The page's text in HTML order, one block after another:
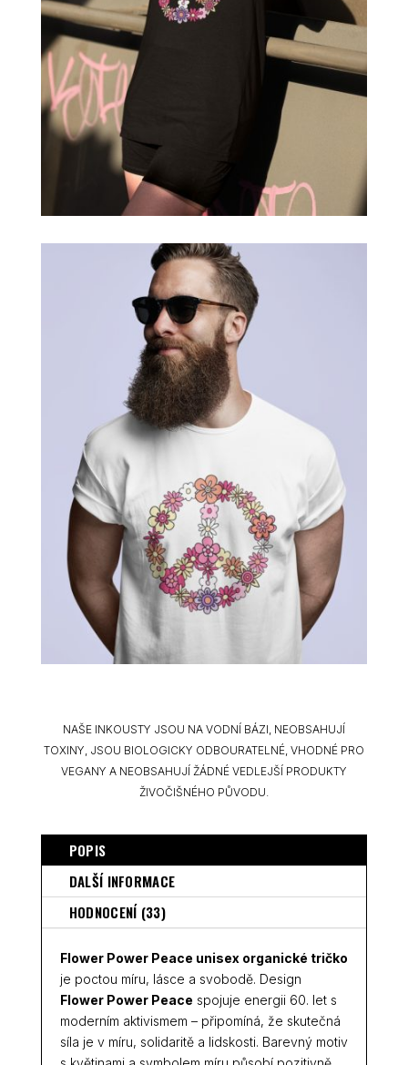
NAŠE INKOUSTY JSOU NA VODNÍ BÁZI, NEOBSAHUJÍ
TOXINY, JSOU BIOLOGICKY ODBOURATELNÉ, VHODNÉ PRO
VEGANY A NEOBSAHUJÍ ŽÁDNÉ VEDLEJŠÍ PRODUKTY
ŽIVOČIŠNÉHO PŮVODU.
POPIS
DALŠÍ INFORMACE
HODNOCENÍ (33)
Flower Power Peace unisex organické tričko
je poctou míru, lásce a svobodě. Design
Flower Power Peace spojuje energii 60. let s
moderním aktivismem – připomíná, že skutečná
síla je v míru, solidaritě a lidskosti. Barevný motiv